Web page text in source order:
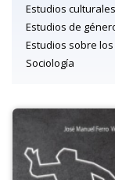
Estudios culturales
Estudios de
Estudios sobre
Sociología